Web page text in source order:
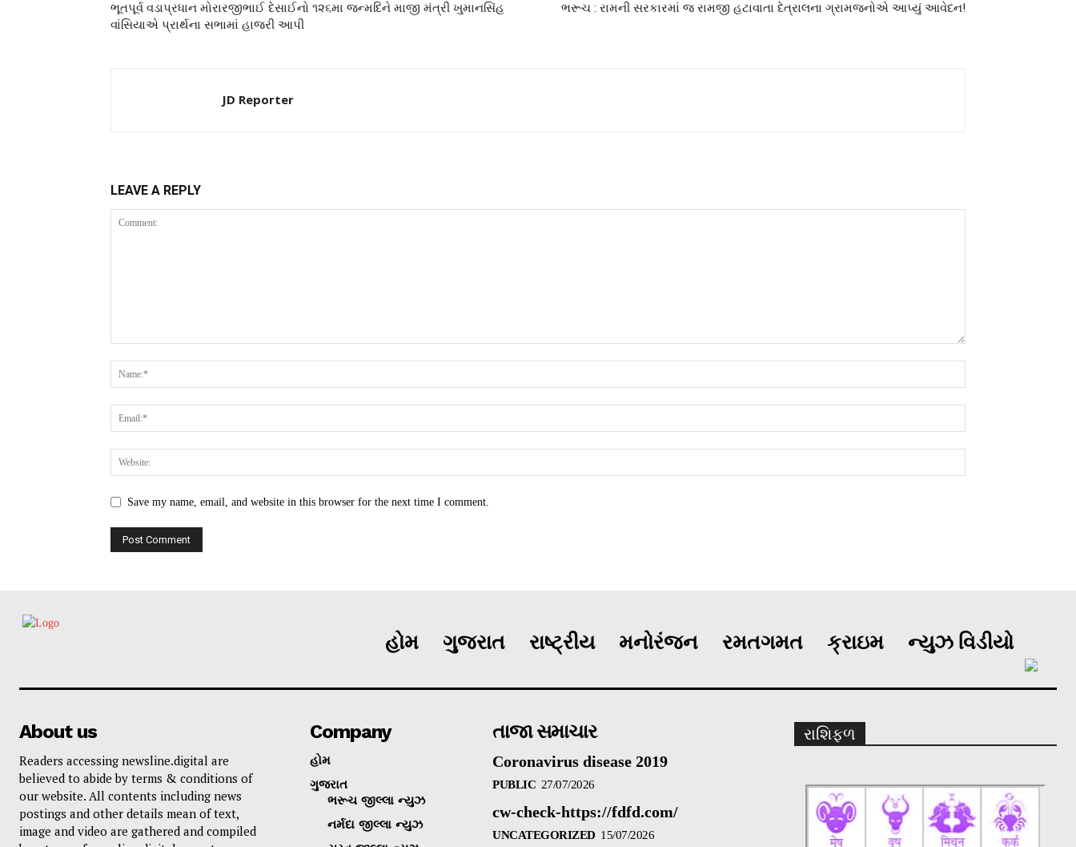
ભૂતપૂર્વ વડાપ્રધાન મોરારજીભાઈ દેસાઈનો ૧૨૬મા જન્મદિને માજી મંત્રી ખુમાનસિંહ
વાંસિયાએ પ્રાર્થના સભામાં હાજરી આપી
ભરૂચ : રામની સરકારમાં જ રામજી હટાવાતા દેત્રાલના ગ્રામજનોએ આપ્યું આવેદન!
JD Reporter
LEAVE A REPLY
Save my name, email, and website in this browser for the next time I comment.
હોમ ગુજરાત રાષ્ટ્રીય મનોરંજન રમતગમત ક્રાઇમ ન્યુઝ વિડીયો
About us
Readers accessing newsline.digital are
believed to abide by terms & conditions of
our website. All contents including news
postings and other details mean of text,
image and video are gathered and compiled
Company
હોમ
ગુજરાત
ભરૂચ જીલ્લા ન્યુઝ
નર્મદા જીલ્લા ન્યુઝ
તાજા સમાચાર
Coronavirus disease 2019
PUBLIC 27/07/2026
cw-check-https://fdfd.com/
UNCATEGORIZED 15/07/2026
રાશિફળ